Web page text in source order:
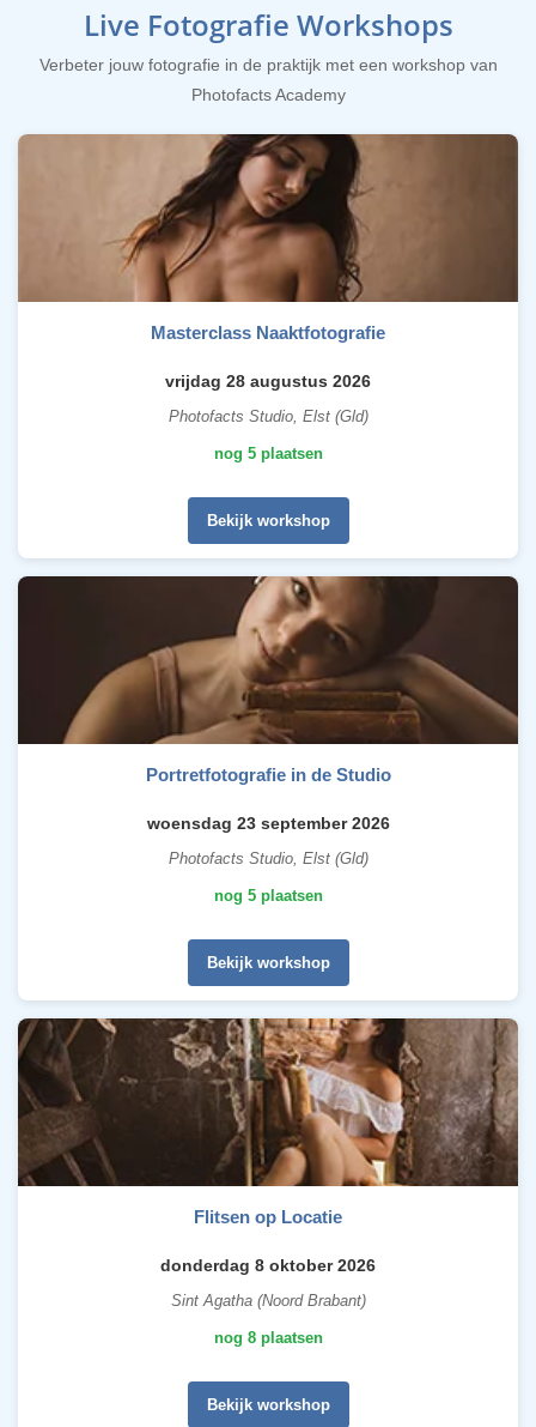
Live Fotografie Workshops
Verbeter jouw fotografie in de praktijk met een workshop van
Photofacts Academy
Masterclass Naaktfotografie
vrijdag 28 augustus 2026
Photofacts Studio, Elst (Gld)
nog 5 plaatsen
Bekijk workshop
Portretfotografie in de Studio
woensdag 23 september 2026
Photofacts Studio, Elst (Gld)
nog 5 plaatsen
Bekijk workshop
Flitsen op Locatie
donderdag 8 oktober 2026
Sint Agatha (Noord Brabant)
nog 8 plaatsen
Bekijk workshop